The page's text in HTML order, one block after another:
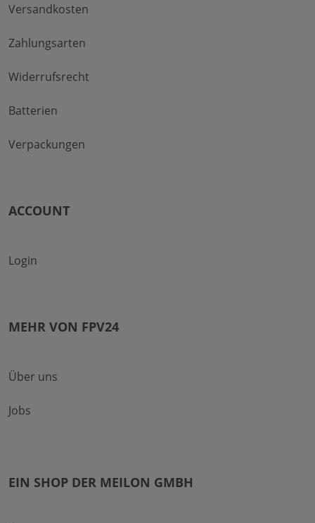
Versandkosten
Zahlungsarten
Widerrufsrecht
Batterien
Verpackungen
ACCOUNT
Login
MEHR VON FPV24
Über uns
Jobs
EIN SHOP DER MEILON GMBH